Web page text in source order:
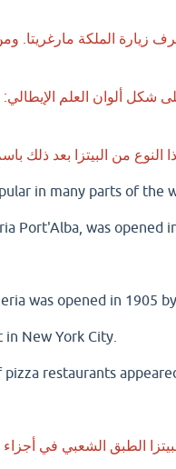
زيارة الملكة مارغريتا. ومن
شكل ألوان العلم الإيطالي:
من البيتزا بعد ذلك باسم
in many parts of the
Port'Alba, was opened
was opened in 1905
New York City.
restaurants
الطبق الشعبي في أجزاء